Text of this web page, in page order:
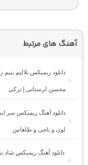
آهنگ های مرتبط
دانلود ریمیکس بلالیم
محسن لرستانی | ترکی
دانلود آهنگ ریمیکس سر
لون و ناجی و طاهاس
دانلود آهنگ ریمیکس شاد